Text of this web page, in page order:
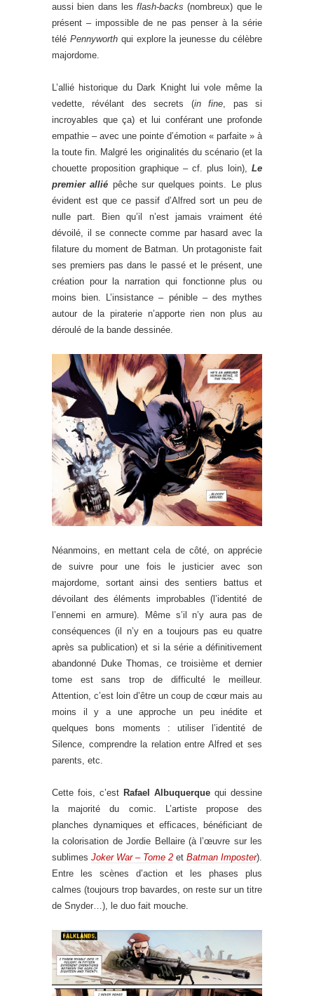
aussi bien dans lesflash-backs (nombreux) que le
présent – impossible de ne pas penser à la série
télé Pennyworthqui explore la jeunesse du célèbre
majordome.
L’allié historique du Dark Knight lui vole même la
vedette, révélant des secrets (in fine , pas si
incroyables que ça) et lui conférant une profonde
empathie – avec une pointe d’émotion « parfaite » à
la toute fin. Malgré les originalités du scénario (et la
chouette proposition graphique – cf. plus loin), Le
premier allié pêche sur quelques points. Le plus
évident est que ce passif d’Alfred sort un peu de
nulle part. Bien qu’il n’est jamais vraiment été
dévoilé, il se connecte comme par hasard avec la
filature du moment de Batman. Un protagoniste fait
ses premiers pas dans le passé et le présent, une
création pour la narration qui fonctionne plus ou
moins bien. L’insistance – pénible – des mythes
autour de la piraterie n’apporte rien non plus au
déroulé de la bande dessinée.
Néanmoins, en mettant cela de côté, on apprécie
de suivre pour une fois le justicier avec son
majordome, sortant ainsi des sentiers battus et
dévoilant des éléments improbables (l’identité de
l’ennemi en armure). Même s’il n’y aura pas de
conséquences (il n’y en a toujours pas eu quatre
après sa publication) et si la série a définitivement
abandonné Duke Thomas, ce troisième et dernier
tome est sans trop de difficulté le meilleur.
Attention, c’est loin d’être un coup de cœur mais au
moins il y a une approche un peu inédite et
quelques bons moments : utiliser l’identité de
Silence, comprendre la relation entre Alfred et ses
parents, etc.
Cette fois, c’est Rafael Albuquerque qui dessine
la majorité du comic. L’artiste propose des
planches dynamiques et efficaces, bénéficiant de
la colorisation de Jordie Bellaire (à l’œuvre sur les
sublimes Joker War – Tome 2 et Batman Imposter).
Entre les scènes d’action et les phases plus
calmes (toujours trop bavardes, on reste sur un titre
de Snyder…), le duo fait mouche.